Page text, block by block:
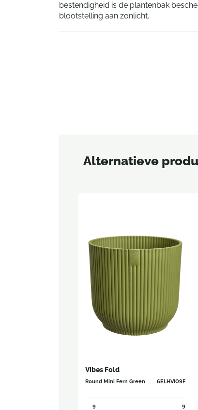
bestendigheid is de plantenbak
blootstelling aan zonlicht.
Alternatieve
Vibes Fold
Round Mini Fern Green 6ELHVI09F
9 9